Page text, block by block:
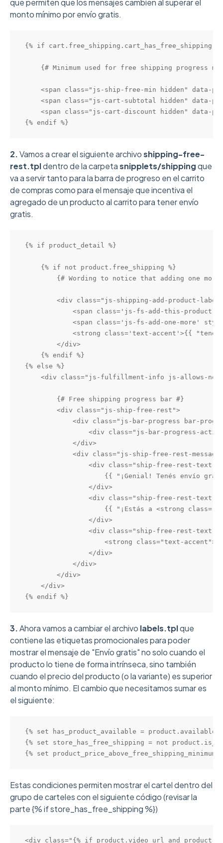
que permiten que los mensajes cambien al superar el
monto mínimo por envío gratis.
{% if cart.free_shipping.cart_has_free_shipping
{# Minimum used for free shipping progress
<span class="js-ship-free-min hidden" data-
<span class="js-cart-subtotal hidden" data-
<span class="js-cart-discount hidden" data-
{% endif %}
2.Vamos a crear el siguiente archivoshipping-free-
rest.tpldentro de la carpetasnipplets/shippingque
va a servir tanto para la barra de progreso en el carrito
de comprascomo para el mensaje que incentiva el
agregado de un producto al carrito para tener envío
gratis.
{% if product_detail %}
    {% if not product.free_shipping %}
{# Wording to notice that adding one
<div class="js-shipping-add-product-
<span class='js-fs-add-this-
<span class='js-fs-add-one-more'
<strong class='text-accent'>{{
        </div>
    {% endif %}
{% else %}
<div class="js-fulfillment-info js-allows-
        {# Free shipping progress bar #}
        <div class="js-ship-free-rest">
<div class="js-bar-progress bar-
<div class="js-bar-progress-
            </div>
<div class="js-ship-free-rest-
<div class="ship-free-rest-text
{{ "¡Genial! Tenés envío
                </div>
<div class="ship-free-rest-text
{{ "¡Estás a <strong
                </div>
<div class="ship-free-rest-text
<strong class="text-
                </div>
            </div>
        </div>
    </div>
{% endif %}
3.Ahora vamos a cambiar el archivo labels.tplque
contiene las etiquetas promocionales para poder
mostrar el mensaje de "Envío gratis" no solo cuando el
producto lo tiene de forma intrínseca, sino también
cuando el precio del producto (o la variante) es superior
al monto mínimo. El cambio que necesitamos sumar es
el siguiente:
{% set has_product_available = product.available
{% set store_has_free_shipping = not
{% set
Estas condiciones permiten mostrar el cartel dentro del
grupo de carteles con el siguiente código (revisar la
parte {% if store_has_free_shipping %})
<div class="{% if product.video_url and product